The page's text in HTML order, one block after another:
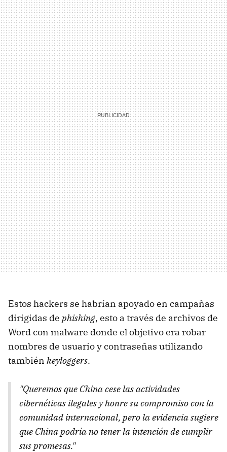
Estos hackers se habrían apoyado en campañas
dirigidas de phishing, esto a través de archivos de
Word con malware donde el objetivo era robar
nombres de usuario y contraseñas utilizando
también keyloggers.
"Queremos que China cese las actividades
cibernéticas ilegales y honre su compromiso con la
comunidad internacional, pero la evidencia sugiere
que China podría no tener la intención de cumplir
sus promesas."